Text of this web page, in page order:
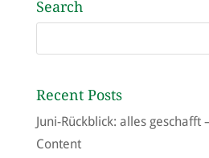
Search
Recent Posts
Juni-Rückblick: alles geschafft
Content